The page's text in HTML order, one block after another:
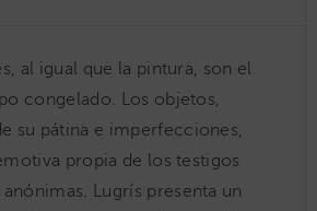
al igual que la pintura, son el
congelado. Los objetos,
su pátina e imperfecciones,
propia de los testigos
Lugrís presenta un